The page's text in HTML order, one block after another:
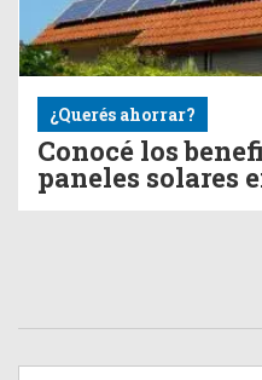
¿Querés ahorrar?
Conocé los
paneles solares